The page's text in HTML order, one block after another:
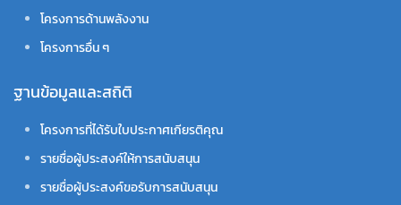
โครงการด้านพลังงาน
โครงการอื่น ๆ
ฐานข้อมูลและสถิติ
โครงการที่ได้รับใบประกาศเกียรติคุณ
รายชื่อผู้ประสงค์ให้การสนับสนุน
รายชื่อผู้ประสงค์ขอรับการสนับสนุน